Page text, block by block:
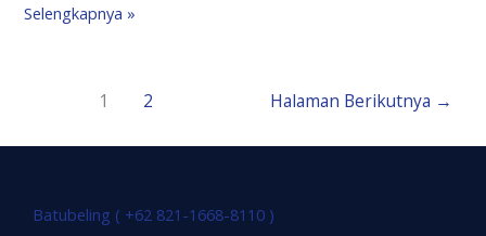
Selengkapnya »
1 2 Halaman Berikutnya →
Batubeling ( +62 821-1668-8110 )